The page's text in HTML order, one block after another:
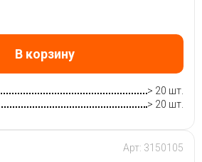
В корзину
> 20 шт.
> 20 шт.
Арт: 3150105